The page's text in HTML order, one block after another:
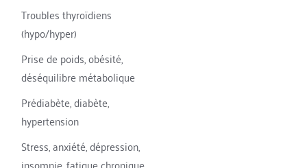
Troubles thyroïdiens
(hypo/hyper)
Prise de poids, obésité,
déséquilibre métabolique
Prédiabète, diabète,
hypertension
Stress, anxiété, dépression,